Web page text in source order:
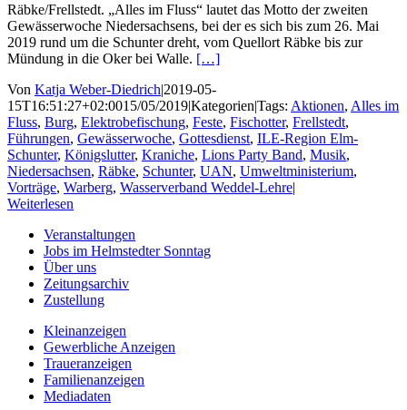
Räbke/Frellstedt. „Alles im Fluss“ lautet das Motto der zweiten
Gewässerwoche Niedersachsens, bei der es sich bis zum 26. Mai
2019 rund um die Schunter dreht, vom Quellort Räbke bis zur
Mündung in die Oker bei Walle. […]
Von Katja Weber-Diedrich|2019-05-
15T16:51:27+02:0015/05/2019|Kategorien|Tags: Aktionen, Alles im
Fluss, Burg, Elektrobefischung, Feste, Fischotter, Frellstedt,
Führungen, Gewässerwoche, Gottesdienst, ILE-Region Elm-
Schunter, Königslutter, Kraniche, Lions Party Band, Musik,
Niedersachsen, Räbke, Schunter, UAN, Umweltministerium,
Vorträge, Warberg, Wasserverband Weddel-Lehre|
Weiterlesen
Veranstaltungen
Jobs im Helmstedter Sonntag
Über uns
Zeitungsarchiv
Zustellung
Kleinanzeigen
Gewerbliche Anzeigen
Traueranzeigen
Familienanzeigen
Mediadaten